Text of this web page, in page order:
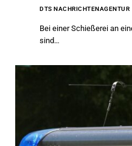
DTS NACHRICHTENAGENTUR
Bei einer Schießerei an
sind…